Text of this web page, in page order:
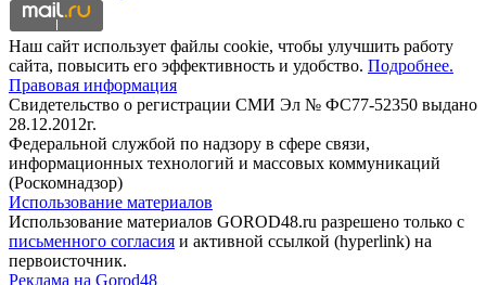
Наш сайт использует файлы cookie, чтобы улучшить работу
сайта, повысить его эффективность и удобство. Подробнее.
Правовая информация
Свидетельство о регистрации СМИ Эл № ФС77-52350 выдано
28.12.2012г.
Федеральной службой по надзору в сфере связи,
информационных технологий и массовых коммуникаций
(Роскомнадзор)
Использование материалов
Использование материалов GOROD48.ru разрешено только с
письменного согласия и активной ссылкой (hyperlink) на
первоисточник.
Реклама на Gorod48